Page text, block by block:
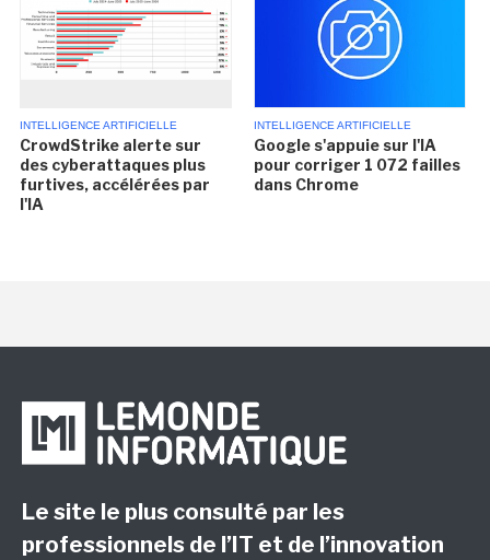
INTELLIGENCE ARTIFICIELLE
CrowdStrike alerte sur
des cyberattaques plus
furtives, accélérées par
l'IA
INTELLIGENCE ARTIFICIELLE
Google s'appuie sur l'IA
pour corriger 1 072 failles
dans Chrome
Le site le plus consulté par les
professionnels de l’IT et de l’innovation